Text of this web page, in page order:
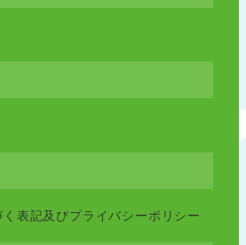
表記及びプライバシーポリシー